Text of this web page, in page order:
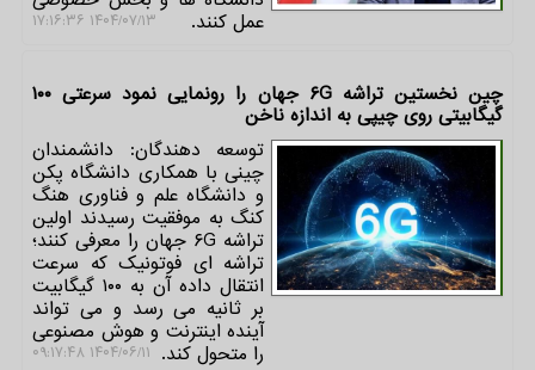
عمل کنند. ۱۴۰۴/۰۷/۱۳ ۱۷:۱۶:۳۶
چین نخستین تراشه ۶G جهان را رونمایی نمود سرعتی ۱۰۰
گیگابیتی روی چیپی به اندازه ناخن
توسعه دهندگان: دانشمندان
چینی با همکاری دانشگاه پکن
و دانشگاه علم و فناوری هنگ
کنگ به موفقیت رسیدند اولین
تراشه ۶G جهان را معرفی کنند؛
تراشه ای فوتونیک که سرعت
انتقال داده آن به ۱۰۰ گیگابیت
بر ثانیه می رسد و می تواند
آینده اینترنت و هوش مصنوعی
را متحول کند. ۱۴۰۴/۰۶/۱۱ ۰۹:۱۷:۴۸